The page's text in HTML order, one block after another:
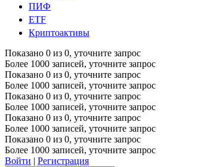
ПИФ
ETF
Криптоактивы
Показано 0 из 0, уточните запрос
Более 1000 записей, уточните запрос
Показано 0 из 0, уточните запрос
Более 1000 записей, уточните запрос
Показано 0 из 0, уточните запрос
Более 1000 записей, уточните запрос
Показано 0 из 0, уточните запрос
Более 1000 записей, уточните запрос
Показано 0 из 0, уточните запрос
Более 1000 записей, уточните запрос
Войти | Регистрация